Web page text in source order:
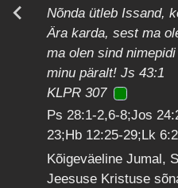
Nõnda ütleb Issand,
Ära karda, sest ma
ma olen sind
minu päralt! Js 43:1
KLPR 307
Ps 28:1-2,6-8;Jos
23;Hb 12:25-29;Lk
Kõigeväeline Jumal,
Jeesuse Kristuse